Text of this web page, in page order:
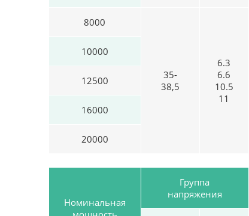
8000
35-
38,5
6.3
6.6
10.5
11
10000
12500
16000
20000
Номинальная
Группа
напряжения